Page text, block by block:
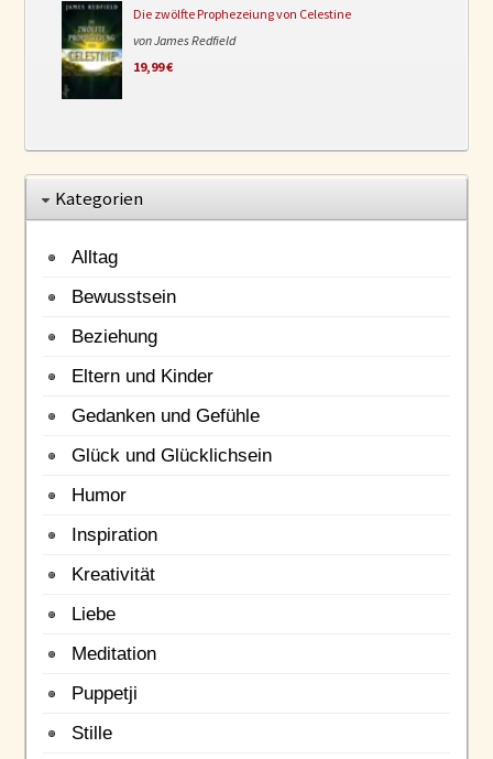
Die zwölfte Prophezeiung von Celestine
von James Redfield
19,99 €
Kategorien
Alltag
Bewusstsein
Beziehung
Eltern und Kinder
Gedanken und Gefühle
Glück und Glücklichsein
Humor
Inspiration
Kreativität
Liebe
Meditation
Puppetji
Stille